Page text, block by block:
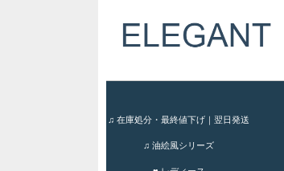
♫ 在庫処分・最終値下げ｜翌日発送
♫ 油絵風シリーズ